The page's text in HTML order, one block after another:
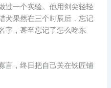
过一个实验。他用剑尖轻轻
犬果然在三个时辰后，忘记
字，甚至忘记了怎么吃东
言，终日把自己关在铁匠铺